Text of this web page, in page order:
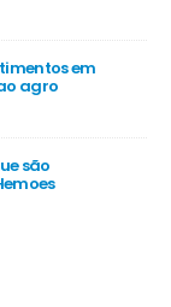
em
agro
são